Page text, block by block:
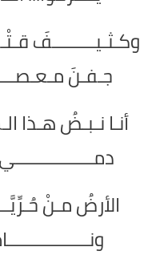
وكـثـيـــــــــفَ
جـفـنَ
أنـا نـبـضُ هـذا
الأرضُ مـنْ